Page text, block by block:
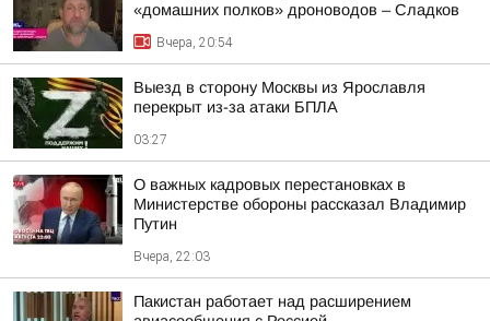
«домашних полков» дроноводов – Сладков
Вчера, 20:54
Выезд в сторону Москвы из Ярославля
перекрыт из-за атаки БПЛА
03:27
О важных кадровых перестановках в
Министерстве обороны рассказал Владимир
Путин
Вчера, 22:03
Пакистан работает над расширением